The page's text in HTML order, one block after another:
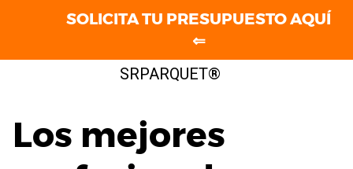
SRPARQUET®
Los mejores
SOLICITA TU PRESUPUESTO AQUÍ
⇐